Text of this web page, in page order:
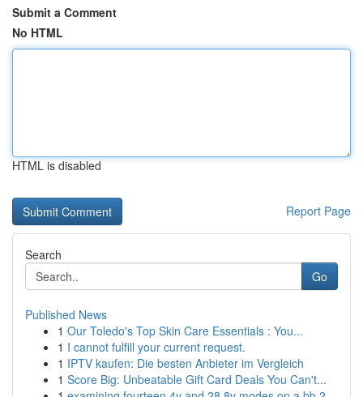
Submit a Comment
No HTML
HTML is disabled
Report Page
Search
Go
Published News
1 Our Toledo's Top Skin Care Essentials : You...
1 I cannot fulfill your current request.
1 IPTV kaufen: Die besten Anbieter im Vergleich
1 Score Big: Unbeatable Gift Card Deals You Can't...